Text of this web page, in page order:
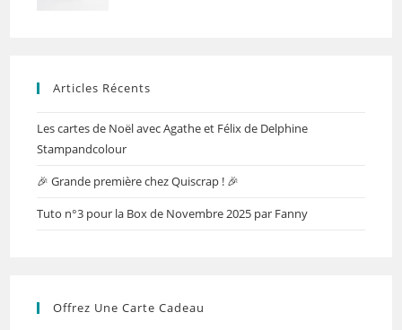
Articles Récents
Les cartes de Noël avec Agathe et Félix de Delphine
Stampandcolour
🎉 Grande première chez Quiscrap ! 🎉
Tuto n°3 pour la Box de Novembre 2025 par Fanny
Offrez Une Carte Cadeau